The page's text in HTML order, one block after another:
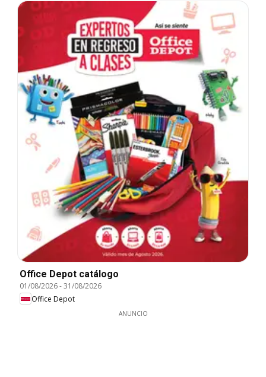
Office Depot catálogo
01/08/2026-31/08/2026
Office Depot
ANUNCIO